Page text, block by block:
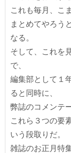
これも毎月、こ
まとめてやろう
なる。
そして、これを
で、
編集部として１
ると同時に、
弊誌のコメンテ
これら３つの要
いう段取りだ。
雑誌のお正月特